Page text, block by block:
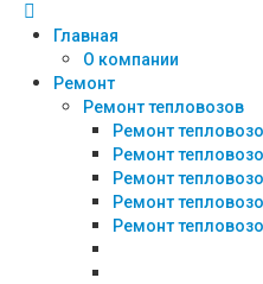
Главная
О компании
Ремонт
Ремонт тепловозов
Ремонт
Ремонт
Ремонт
Ремонт
Ремонт